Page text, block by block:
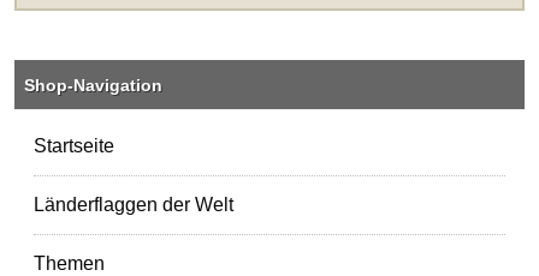
Shop-Navigation
Startseite
Länderflaggen der Welt
Themen